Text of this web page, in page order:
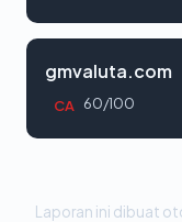
gmvaluta.com
CA 60/100
Laporan ini dibuat